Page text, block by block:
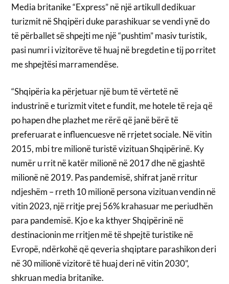
Media britanike “Express” në një artikull dedikuar
turizmit në Shqipëri duke parashikuar se vendi ynë do
të përballet së shpejti me një “pushtim” masiv turistik,
pasi numri i vizitorëve të huaj në bregdetin e tij po rritet
me shpejtësi marramendëse.
“Shqipëria ka përjetuar një bum të vërtetë në
industrinë e turizmit vitet e fundit, me hotele të reja që
po hapen dhe plazhet me rërë që janë bërë të
preferuarat e influencuesve në rrjetet sociale. Në vitin
2015, mbi tre milionë turistë vizituan Shqipërinë. Ky
numër u rrit në katër milionë në 2017 dhe në gjashtë
milionë në 2019. Pas pandemisë, shifrat janë rritur
ndjeshëm – rreth 10 milionë persona vizituan vendin në
vitin 2023, një rritje prej 56% krahasuar me periudhën
para pandemisë. Kjo e ka kthyer Shqipërinë në
destinacionin me rritjen më të shpejtë turistike në
Evropë, ndërkohë që qeveria shqiptare parashikon deri
në 30 milionë vizitorë të huaj deri në vitin 2030”,
shkruan media britanike.